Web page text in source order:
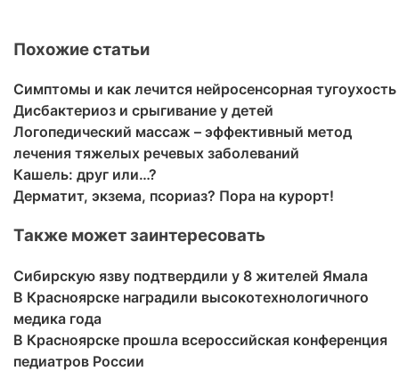
Похожие статьи
Симптомы и как лечится нейросенсорная тугоухость
Дисбактериоз и срыгивание у детей
Логопедический массаж – эффективный метод
лечения тяжелых речевых заболеваний
Кашель: друг или…?
Дерматит, экзема, псориаз? Пора на курорт!
Также может заинтересовать
Сибирскую язву подтвердили у 8 жителей Ямала
В Красноярске наградили высокотехнологичного
медика года
В Красноярске прошла всероссийская конференция
педиатров России